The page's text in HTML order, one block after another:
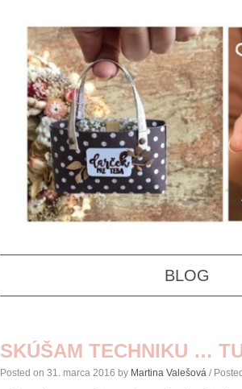
BLOG
SKÚŠAM TECHNIKU …
Posted on 31. marca 2016 by Martina Valešová /